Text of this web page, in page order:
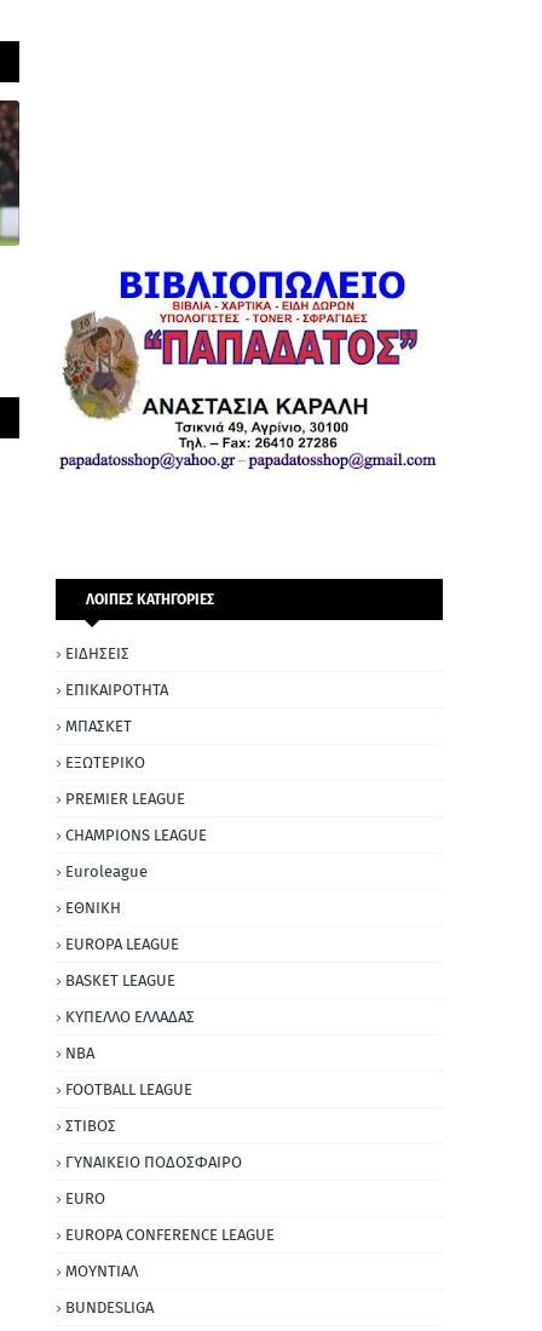
ΛΟΙΠΕΣ ΚΑΤΗΓΟΡΙΕΣ
ΕΙΔΗΣΕΙΣ
ΕΠΙΚΑΙΡΟΤΗΤΑ
ΜΠΑΣΚΕΤ
ΕΞΩΤΕΡΙΚΟ
PREMIER LEAGUE
CHAMPIONS LEAGUE
Euroleague
ΕΘΝΙΚΗ
EUROPA LEAGUE
BASKET LEAGUE
ΚΥΠΕΛΛΟ ΕΛΛΑΔΑΣ
NBA
FOOTBALL LEAGUE
ΣΤΙΒΟΣ
ΓΥΝΑΙΚΕΙΟ ΠΟΔΟΣΦΑΙΡΟ
EURO
EUROPA CONFERENCE LEAGUE
ΜΟΥΝΤΙΑΛ
BUNDESLIGA